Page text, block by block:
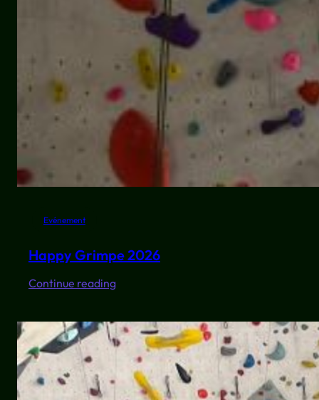
Evénement
Happy Grimpe 2026
Continue reading:
Grimpe
2026